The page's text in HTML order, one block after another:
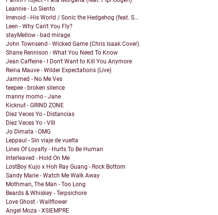
Leannie - Lo Siento
Irrenoid - His World / Sonic the Hedgehog (feat. S...
Leen - Why Can't You Fly?
stayMellow - bad mirage
John Townsend - Wicked Game (Chris Isaak Cover)
Shane Rennison - What You Need To Know
Jean Caffeine - I Don't Want to Kill You Anymore
Reina Mauve - Wilder Expectations (Live)
Jammed - No Me Ves
teepee - broken silence
manny momo - Jane
Kicknut - GRIND ZONE
Diez Veces Yo - Distancias
Diez Veces Yo - VIII
Jo Dimata - OMG
Leppaul - Sin viaje de vuelta
Lines Of Loyalty - Hurts To Be Human
Interleaved - Hold On Me
LostBoy Kujo x Hoh Ray Guang - Rock Bottom
Sandy Marie - Watch Me Walk Away
Mothman, The Man - Too Long
Beards & Whiskey - Terpsichore
Love Ghost - Wallflower
Angel Moza - XSIEMPRE